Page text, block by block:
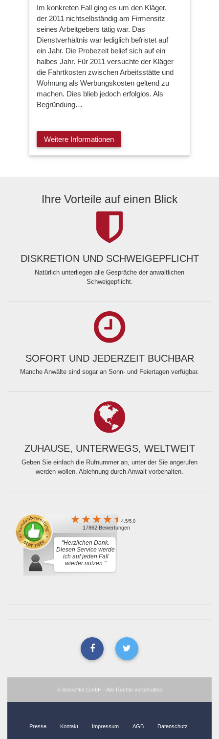
Im konkreten Fall ging es um den Kläger,
der 2011 nichtselbständig am Firmensitz
seines Arbeitgebers tätig war. Das
Dienstverhältnis war lediglich befristet auf
ein Jahr. Die Probezeit belief sich auf ein
halbes Jahr. Für 2011 versuchte der Kläger
die Fahrtkosten zwischen Arbeitsstätte und
Wohnung als Werbungskosten geltend zu
machen. Dies blieb jedoch erfolglos. Als
Begründung…
Weitere Informationen
Ihre Vorteile auf einen Blick
DISKRETION UND SCHWEIGEPFLICHT
Natürlich unterliegen alle Gespräche der anwaltlichen
Schweigepflicht.
SOFORT UND JEDERZEIT BUCHBAR
Manche Anwälte sind sogar an Sonn- und Feiertagen verfügbar.
ZUHAUSE, UNTERWEGS, WELTWEIT
Geben Sie einfach die Rufnummer an, unter der Sie angerufen
werden wollen. Ablehnung durch Anwalt vorbehalten.
4.5/5.0
17862 Bewertungen
"Herzlichen Dank.
Diesen Service werde
ich auf jeden Fall
wieder nutzen."
© ArenoNet GmbH - Alle Rechte vorbehalten
Presse Kontakt Impressum AGB Datenschutz